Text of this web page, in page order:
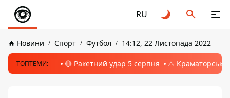
RU
Новини Спорт Футбол 14:12, 22 Листопада 2022
ТОПТЕМИ: 🔴 Ракетний удар 5 серпня ⚠️ Краматорськ,